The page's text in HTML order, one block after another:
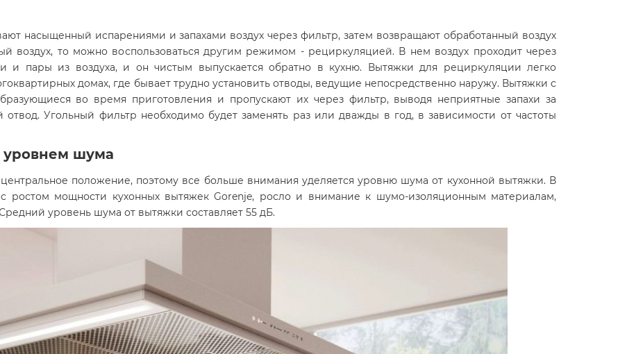
насыщенный испарениями и запахами воздух через фильтр, затем возвращают обработанный воздух
воздух, то можно воспользоваться другим режимом - рециркуляцией. В нем воздух проходит через
и пары из воздуха, и он чистым выпускается обратно в кухню. Вытяжки для рециркуляции легко
домах, где бывает трудно установить отводы, ведущие непосредственно наружу. Вытяжки с
во время приготовления и пропускают их через фильтр, выводя неприятные запахи за
Угольный фильтр необходимо будет заменять раз или дважды в год, в зависимости от частоты
шума
положение, поэтому все больше внимания уделяется уровню шума от кухонной вытяжки. В
с ростом мощности кухонных вытяжек Gorenje, росло и внимание к шумо-изоляционным материалам,
уровень шума от вытяжки составляет 55 дБ.